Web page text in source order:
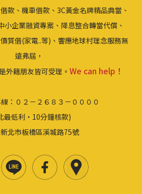
款、機車借款、3C黃金名牌精品典當、
小企業融資專案、降息整合轉當代償、
質借(家電..等)、響應地球村理念服務無
遠弗屆，
外籍朋友皆可受理。 We can help！
：０２－２６８３－００００
最低利‧10分鐘核款)
北市板橋區溪城路75號